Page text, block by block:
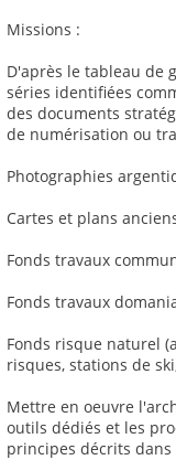
Missions :
D'après le tableau de
séries identifiées
des documents
de numérisation ou
Photographies
Cartes et plans
Fonds travaux
Fonds travaux
Fonds risque naturel
risques, stations de
Mettre en oeuvre
outils dédiés et les
principes décrits